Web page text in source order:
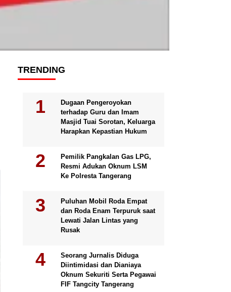
TRENDING
Dugaan Pengeroyokan
terhadap Guru dan Imam
Masjid Tuai Sorotan, Keluarga
Harapkan Kepastian Hukum
Pemilik Pangkalan Gas LPG,
Resmi Adukan Oknum LSM
Ke Polresta Tangerang
Puluhan Mobil Roda Empat
dan Roda Enam Terpuruk saat
Lewati Jalan Lintas yang
Rusak
Seorang Jurnalis Diduga
Diintimidasi dan Dianiaya
Oknum Sekuriti Serta Pegawai
FIF Tangcity Tangerang